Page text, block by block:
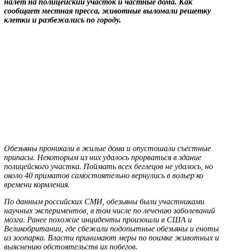
налет на полицейский участок и частные дома. Как
сообщает местная пресса, животные выломали решетку
клетки и разбежались по городу.
Обезьяны проникали в жилые дома и опустошали съестные
припасы. Некоторым из них удалось прорваться в здание
полицейского участка. Поймать всех беглецов не удалось, но
около 40 приматов самостоятельно вернулись в вольер ко
времени кормления.
По данным российских СМИ, обезьяны были участниками
научных экспериментов, в том числе по лечению заболеваний
мозга. Ранее похожие инциденты произошли в США и
Великобритании, где сбежали подопытные обезьяны и еноты
из зоопарка. Власти принимают меры по поимке животных и
выяснению обстоятельств их побегов.